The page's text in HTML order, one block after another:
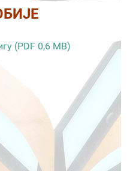
(PDF 0,6 MB)